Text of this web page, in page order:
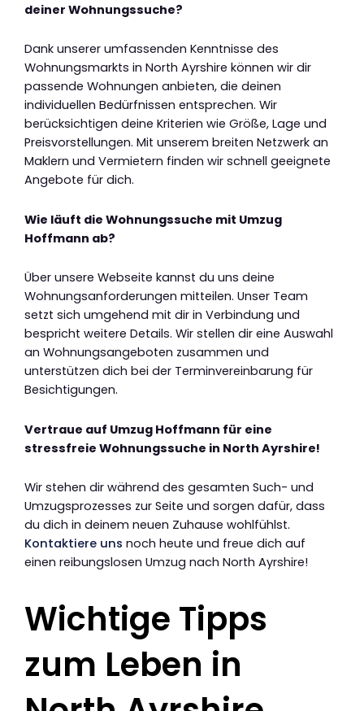
deiner Wohnungssuche?
Dank unserer umfassenden Kenntnisse des
Wohnungsmarkts in North Ayrshire können wir dir
passende Wohnungen anbieten, die deinen
individuellen Bedürfnissen entsprechen. Wir
berücksichtigen deine Kriterien wie Größe, Lage und
Preisvorstellungen. Mit unserem breiten Netzwerk an
Maklern und Vermietern finden wir schnell geeignete
Angebote für dich.
Wie läuft die Wohnungssuche mit Umzug
Hoffmann ab?
Über unsere Webseite kannst du uns deine
Wohnungsanforderungen mitteilen. Unser Team
setzt sich umgehend mit dir in Verbindung und
bespricht weitere Details. Wir stellen dir eine Auswahl
an Wohnungsangeboten zusammen und
unterstützen dich bei der Terminvereinbarung für
Besichtigungen.
Vertraue auf Umzug Hoffmann für eine
stressfreie Wohnungssuche in North Ayrshire!
Wir stehen dir während des gesamten Such- und
Umzugsprozesses zur Seite und sorgen dafür, dass
du dich in deinem neuen Zuhause wohlfühlst.
Kontaktiere uns noch heute und freue dich auf
einen reibungslosen Umzug nach North Ayrshire!
Wichtige Tipps
zum Leben in